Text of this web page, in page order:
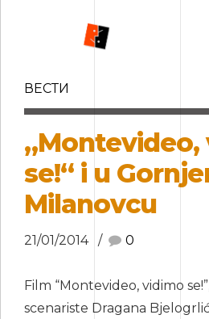
ВЕСТИ
„Montevideo,
se!“ i u
Milanovcu
21/01/2014 0
Film “Montevideo, vidimo
scenariste Dragana